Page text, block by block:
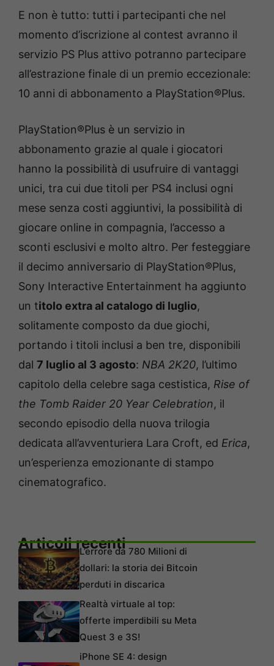
E non è tutto: tutti i partecipanti che nel
momento d’iscrizione al contest avranno il
servizio PS Plus attivo potranno partecipare
all’estrazione finale di un premio eccezionale:
10 anni di abbonamento a PlayStation®Plus.
PlayStation®Plus è un servizio in
abbonamento grazie al quale i giocatori
hanno la possibilità di usufruire di vantaggi
unici, tra cui due titoli per PS4 inclusi ogni
mese senza costi aggiuntivi, la possibilità di
giocare online in compagnia, l’accesso a
sconti esclusivi e molto altro. Per festeggiare
il decimo anniversario di PlayStation®Plus,
Sony Interactive Entertainment ha aggiunto
un titolo extra al catalogo di luglio,
solitamente composto da due giochi,
portando i titoli inclusi a ben tre, disponibili
dal 7 luglio al 3 agosto: NBA 2K20, l’ultimo
capitolo della celebre saga cestistica, Rise of
the Tomb Raider 20 Year Celebration, il
secondo episodio della nuova trilogia
dedicata all’avventuriera Lara Croft, ed Erica,
un’esperienza emozionante di stampo
cinematografico.
Articoli recentiL’errore da 780 Milioni di
dollari: la storia dei Bitcoin
perduti in discarica
Realtà virtuale al top:
offerte imperdibili su Meta
Quest 3 e 3S!
iPhone SE 4: design